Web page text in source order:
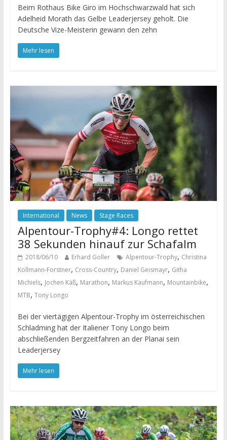
Beim Rothaus Bike Giro im Hochschwarzwald hat sich
Adelheid Morath das Gelbe Leaderjersey geholt. Die
Deutsche Vize-Meisterin gewann den zehn
Mehr lesen
International News Stage Races
Alpentour-Trophy#4: Longo rettet
38 Sekunden hinauf zur Schafalm
2018/06/10 Erhard Goller Alpentour-Trophy, Christina
Kollmann-Forstner, Cross-Country, Daniel Geismayr, Githa
Michiels, Jochen Käß, Marathon, Markus Kaufmann, Mountainbike,
MTB, Tony Longo
Bei der viertägigen Alpentour-Trophy im österreichischen
Schladming hat der Italiener Tony Longo beim
abschließenden Bergzeitfahren an der Planai sein
Leaderjersey
Mehr lesen